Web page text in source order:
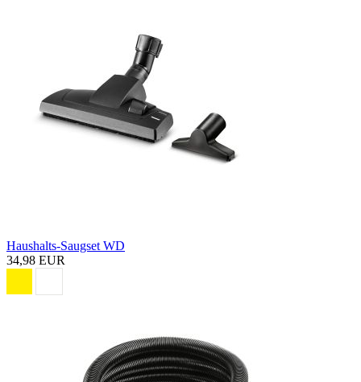
Haushalts-Saugset WD
34,98 EUR